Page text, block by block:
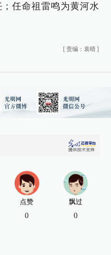
任命祖雷鸣为黄河水
[ 责编：袁晴 ]
点赞
0
飘过
0